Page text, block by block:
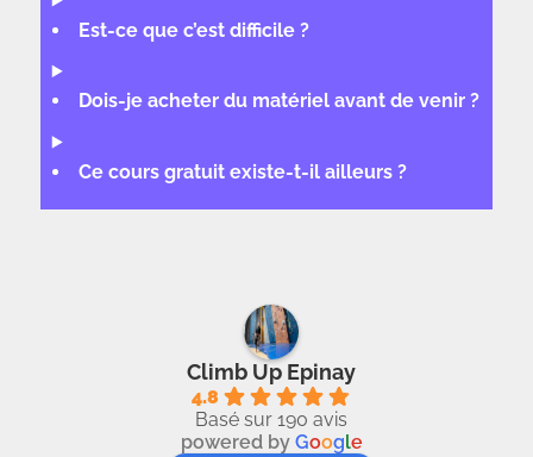
Est-ce que c’est difficile ?
Dois-je acheter du matériel avant de venir ?
Ce cours gratuit existe-t-il ailleurs ?
Climb Up Epinay
4.8
Basé sur 190 avis
powered by Google